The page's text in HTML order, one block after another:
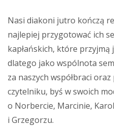
Nasi diakoni jutro kończą
najlepiej przygotować ich
kapłańskich, które przyjmą
dlatego jako wspólnota
za naszych współbraci
czytelniku, byś w swoich
o Norbercie, Marcinie,
i Grzegorzu.